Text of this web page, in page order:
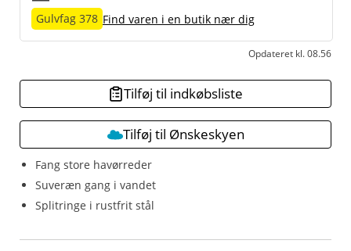
Fang store havørreder
Suveræn gang i vandet
Splitringe i rustfrit stål
Gulvfag 378 Find varen i en butik nær dig
Opdateret kl. 08.56
Tilføj til indkøbsliste
Tilføj til Ønskeskyen